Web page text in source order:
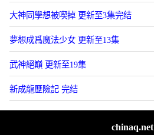
大神同學想被喫掉 更新至3集完结
夢想成爲魔法少女 更新至13集
武神絕巔 更新至19集
新成龍歷險記 完结
chinaq.net